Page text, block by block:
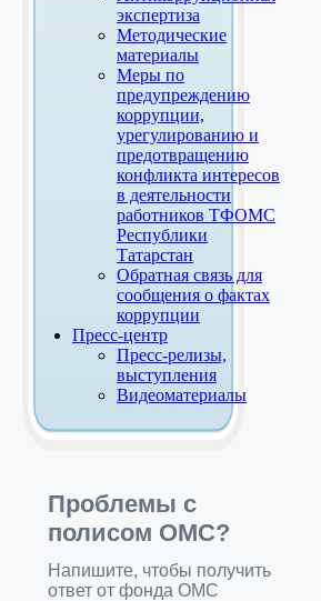
экспертиза
Методические
материалы
Меры по
предупреждению
коррупции,
урегулированию и
предотвращению
конфликта интересов
в деятельности
работников ТФОМС
Республики
Татарстан
Обратная связь для
сообщения о фактах
коррупции
Пресс-центр
Пресс-релизы,
выступления
Видеоматериалы
Проблемы с
полисом ОМС?
Напишите, чтобы получить
ответ от фонда ОМС